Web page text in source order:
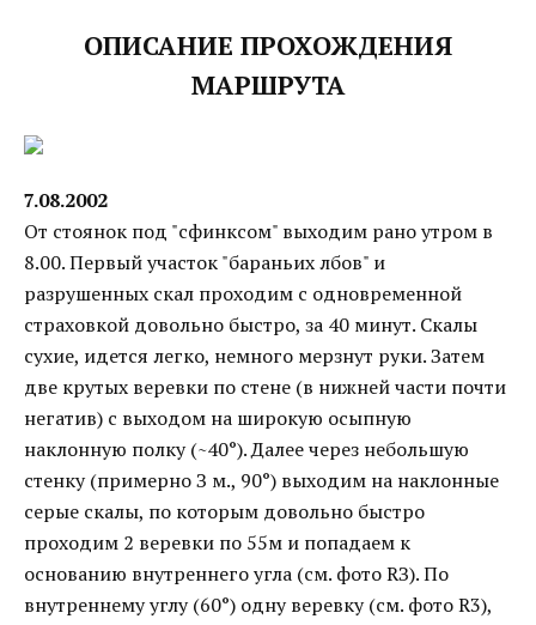
ОПИСАНИЕ ПРОХОЖДЕНИЯ
МАРШРУТА
7.08.2002
От стоянок под "сфинксом" выходим рано утром в
8.00. Первый участок "бараньих лбов" и
разрушенных скал проходим с одновременной
страховкой довольно быстро, за 40 минут. Скалы
сухие, идется легко, немного мерзнут руки. Затем
две крутых веревки по стене (в нижней части почти
негатив) с выходом на широкую осыпную
наклонную полку (~40°). Далее через небольшую
стенку (примерно З м., 90°) выходим на наклонные
серые скалы, по которым довольно быстро
проходим 2 веревки по 55м и попадаем к
основанию внутреннего угла (см. фото RЗ). По
внутреннему углу (60°) одну веревку (см. фото R3),